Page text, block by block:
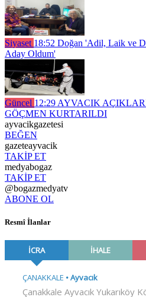
Siyaset 18:52 Doğan 'Adil, Laik ve
Aday Oldum'
Güncel 12:29 AYVACIK
GÖÇMEN KURTARILDI
ayvacikgazetesi
BEĞEN
gazeteayvacik
TAKİP ET
medyabogaz
TAKİP ET
@bogazmedyatv
ABONE OL
Resmî İlanlar